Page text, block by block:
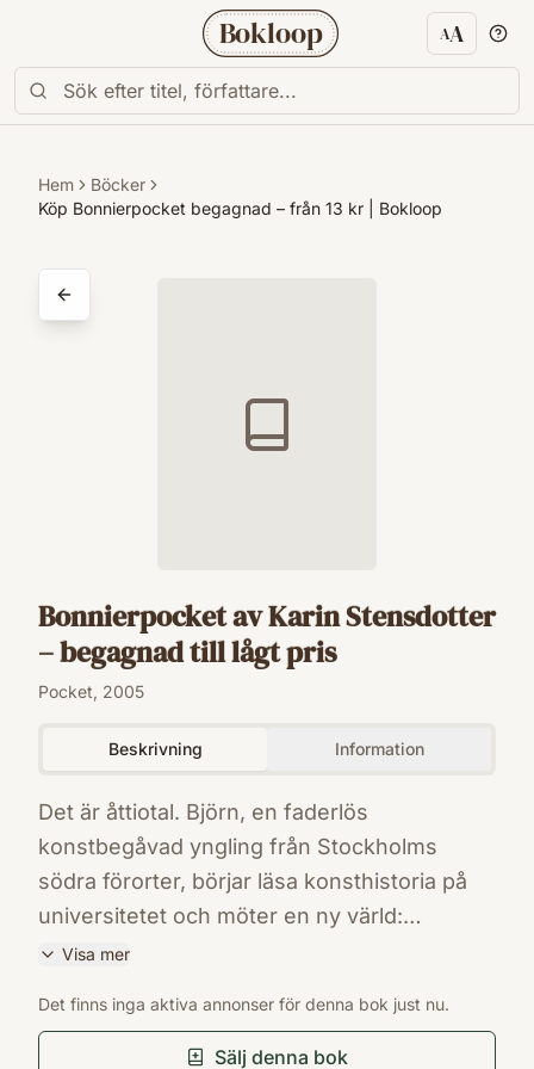
Bokloop AA
Hem
Böcker
Köp Bonnierpocket begagnad – från 13 kr | Bokloop
Bonnierpocket av Karin Stensdotter
– begagnad till lågt pris
Pocket, 2005
Beskrivning Information
Det är åttiotal. Björn, en faderlös
konstbegåvad yngling från Stockholms
södra förorter, börjar läsa konsthistoria på
universitetet och möter en ny värld:
välklädda ungdomar från Djursholm och
Victor med sina ambitioner att bli
beskyddare och upptäckare av unga
Visa mer
9789100106355
Det finns inga aktiva annonser för denna bok just nu.
Sälj denna bok